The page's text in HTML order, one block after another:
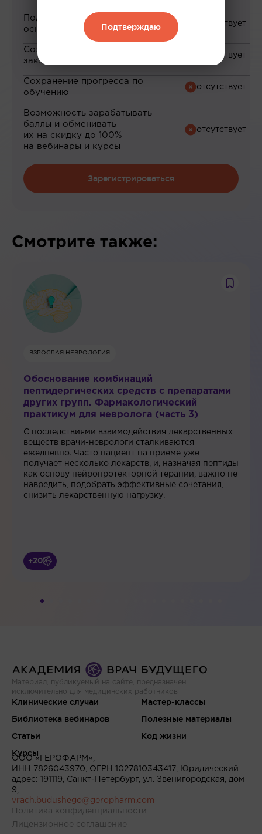
Подборка материалов на
основе ваших интересов
Сохранение материалов в
закладки
Сохранение прогресса по
обучению
Возможность зарабатывать
баллы и обменивать
их на скидку до 100%
на вебинары и курсы
Зарегистрироваться
Смотрите также:
ВЗРОСЛАЯ НЕВРОЛОГИЯ
Обоснование комбинаций
пептидергических средств с препаратами
других групп. Фармакологический
практикум для невролога (часть 3)
С последствиями взаимодействия лекарственных
веществ врачи-неврологи сталкиваются
ежедневно. Часто пациент на приеме уже
получает несколько лекарств, и, назначая пептиды
как основу нейропротекторной терапии, важно не
навредить, подобрать эффективные сочетания,
снизить лекарственную нагрузку.
+20
Материал, публикуемый на сайте, предназначен
исключительно для медицинских работников
Клинические случаи
Библиотека вебинаров
Статьи
Курсы
Мастер-классы
Полезные материалы
Код жизни
ООО «ГЕРОФАРМ»,
ИНН 7826043970, ОГРН 1027810343417, Юридический
адрес: 191119, Санкт-Петербург, ул. Звенигородская, дом
9,
vrach.budushego@geropharm.com
Политика конфиденциальности
Лицензионное соглашение
Подтверждаю